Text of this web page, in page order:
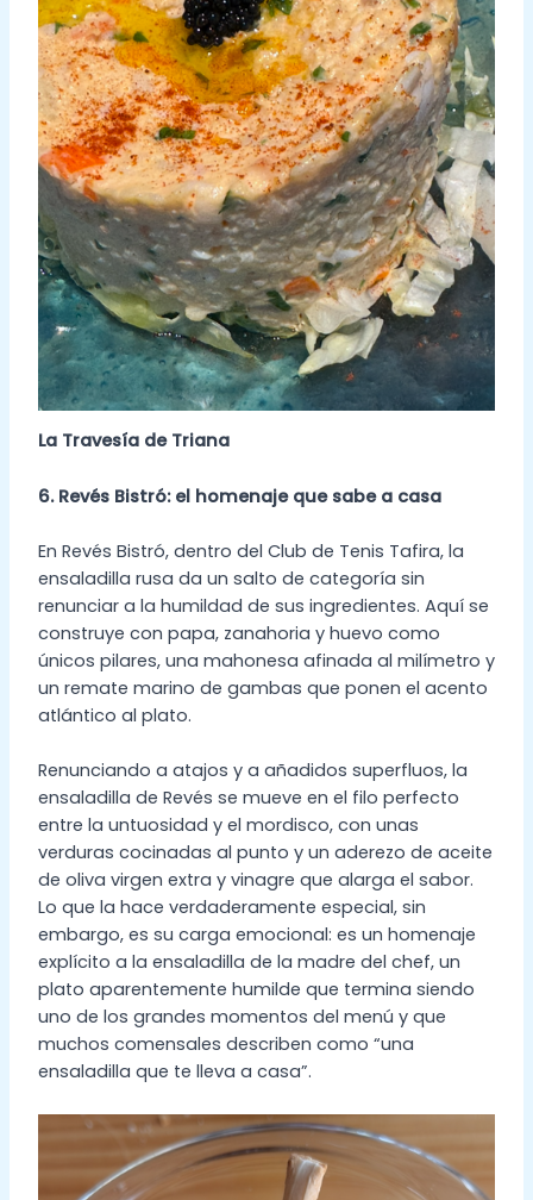
La Travesía de Triana
6. Revés Bistró: el homenaje que sabe a casa
En Revés Bistró, dentro del Club de Tenis Tafira, la
ensaladilla rusa da un salto de categoría sin
renunciar a la humildad de sus ingredientes. Aquí se
construye con papa, zanahoria y huevo como
únicos pilares, una mahonesa afinada al milímetro y
un remate marino de gambas que ponen el acento
atlántico al plato.
Renunciando a atajos y a añadidos superfluos, la
ensaladilla de Revés se mueve en el filo perfecto
entre la untuosidad y el mordisco, con unas
verduras cocinadas al punto y un aderezo de aceite
de oliva virgen extra y vinagre que alarga el sabor.
Lo que la hace verdaderamente especial, sin
embargo, es su carga emocional: es un homenaje
explícito a la ensaladilla de la madre del chef, un
plato aparentemente humilde que termina siendo
uno de los grandes momentos del menú y que
muchos comensales describen como “una
ensaladilla que te lleva a casa”.